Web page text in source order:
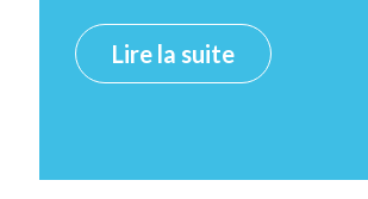
Lire la suite